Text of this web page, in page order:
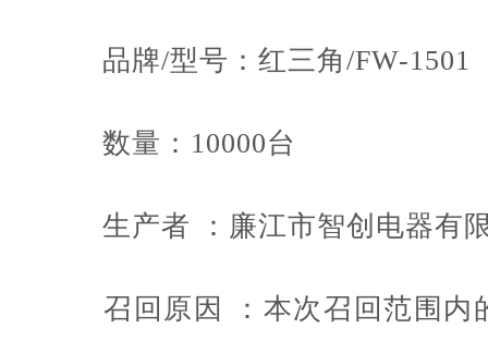
品牌/型号：红三角/FW-1501
数量：10000台
生产者 ：廉江市智创电器有
召回原因 ：本次召回范围内